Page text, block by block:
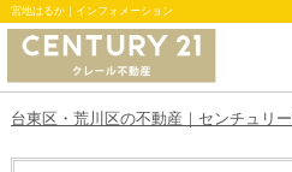
宮地はるか｜インフォメーション
台東区・荒川区の不動産｜センチュリ